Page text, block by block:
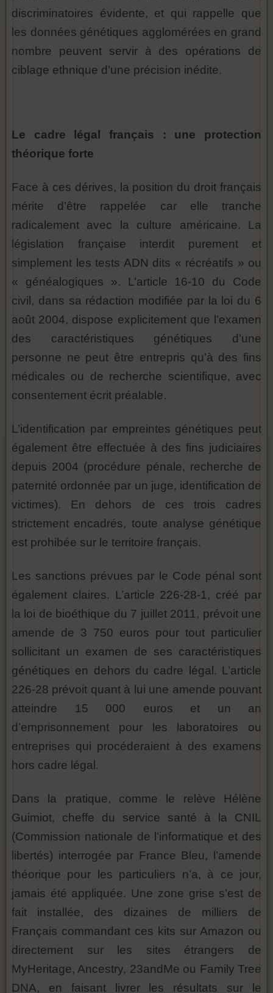
discriminatoires évidente, et qui rappelle que
les données génétiques agglomérées en grand
nombre peuvent servir à des opérations de
ciblage ethnique d’une précision inédite.
Le cadre légal français : une protection
théorique forte
Face à ces dérives, la position du droit français
mérite d’être rappelée car elle tranche
radicalement avec la culture américaine. La
législation française interdit purement et
simplement les tests ADN dits « récréatifs » ou
« généalogiques ». L’article 16-10 du Code
civil, dans sa rédaction modifiée par la loi du 6
août 2004, dispose explicitement que l’examen
des caractéristiques génétiques d’une
personne ne peut être entrepris qu’à des fins
médicales ou de recherche scientifique, avec
consentement écrit préalable.
L’identification par empreintes génétiques peut
également être effectuée à des fins judiciaires
depuis 2004 (procédure pénale, recherche de
paternité ordonnée par un juge, identification de
victimes). En dehors de ces trois cadres
strictement encadrés, toute analyse génétique
est prohibée sur le territoire français.
Les sanctions prévues par le Code pénal sont
également claires. L’article 226-28-1, créé par
la loi de bioéthique du 7 juillet 2011, prévoit une
amende de 3 750 euros pour tout particulier
sollicitant un examen de ses caractéristiques
génétiques en dehors du cadre légal. L’article
226-28 prévoit quant à lui une amende pouvant
atteindre 15 000 euros et un an
d’emprisonnement pour les laboratoires ou
entreprises qui procéderaient à des examens
hors cadre légal.
Dans la pratique, comme le relève Hélène
Guimiot, cheffe du service santé à la CNIL
(Commission nationale de l’informatique et des
libertés) interrogée par France Bleu, l’amende
théorique pour les particuliers n’a, à ce jour,
jamais été appliquée. Une zone grise s’est de
fait installée, des dizaines de milliers de
Français commandant ces kits sur Amazon ou
directement sur les sites étrangers de
MyHeritage, Ancestry, 23andMe ou Family Tree
DNA, en faisant livrer les résultats sur le